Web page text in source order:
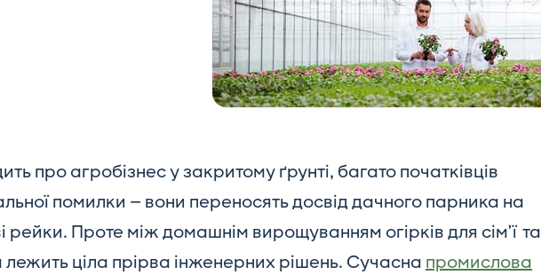
про агробізнес у закритому ґрунті, багато початківців
помилки — вони переносять досвід дачного парника на
рейки. Проте між домашнім вирощуванням огірків для сім’ї та
ціла прірва інженерних рішень. Сучасна промислова